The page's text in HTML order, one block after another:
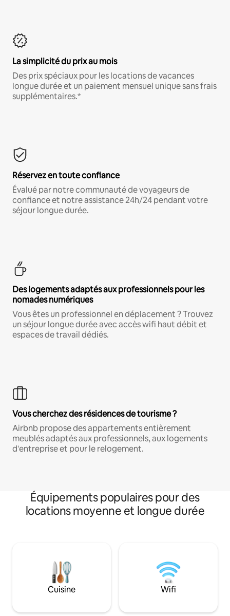
La simplicité du prix au mois
Des prix spéciaux pour les locations de vacances
longue durée et un paiement mensuel unique sans frais
supplémentaires.*
Réservez en toute confiance
Évalué par notre communauté de voyageurs de
confiance et notre assistance 24h/24 pendant votre
séjour longue durée.
Des logements adaptés aux professionnels pour les
nomades numériques
Vous êtes un professionnel en déplacement ? Trouvez
un séjour longue durée avec accès wifi haut débit et
espaces de travail dédiés.
Vous cherchez des résidences de tourisme ?
Airbnb propose des appartements entièrement
meublés adaptés aux professionnels, aux logements
d'entreprise et pour le relogement.
Équipements populaires pour des
locations moyenne et longue durée
Cuisine Wifi